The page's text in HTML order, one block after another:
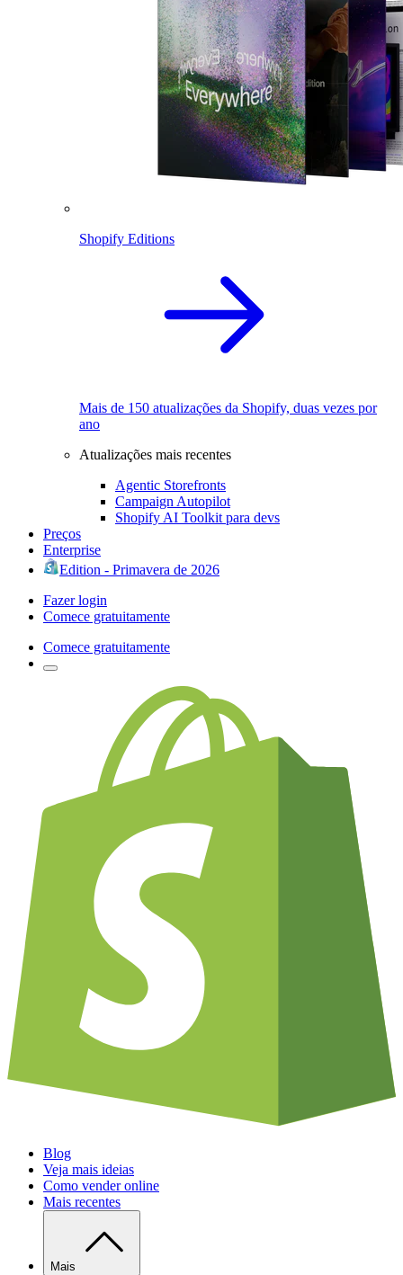
Shopify Editions
Mais de 150 atualizações da Shopify, duas vezes por
ano
Atualizações mais recentes
Agentic Storefronts
Campaign Autopilot
Shopify AI Toolkit para devs
Preços
Enterprise
Edition - Primavera de 2026
Fazer login
Comece gratuitamente
Comece gratuitamente
Blog
Veja mais ideias
Como vender online
Mais recentes
Mais